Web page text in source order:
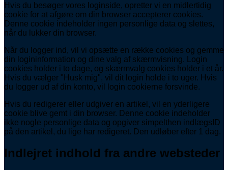
Hvis du besøger vores loginside, opretter vi en midlertidig
cookie for at afgøre om din browser accepterer cookies.
Denne cookie indeholder ingen personlige data og slettes,
når du lukker din browser.
Når du logger ind, vil vi opsætte en række cookies og gemme
din logininformation og dine valg af skærmvisning. Login
cookies holder i to dage, og skærmvalg cookies holder i et år.
Hvis du vælger "Husk mig", vil dit login holde i to uger. Hvis
du logger ud af din konto, vil login cookierne forsvinde.
Hvis du redigerer eller udgiver en artikel, vil en yderligere
cookie blive gemt i din browser. Denne cookie indeholder
ikke nogle personlige data og opgiver simpelthen indlægsID
på den artikel, du lige har redigeret. Den udløber efter 1 dag.
Indlejret indhold fra andre websteder